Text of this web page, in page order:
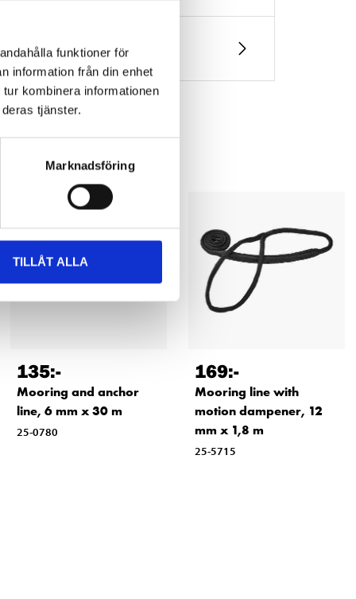
funktioner för
information från din enhet
kombinera informationen
tjänster.
Marknadsföring
TILLÅT ALLA
135:-
Mooring and anchor
line, 6 mm x 30 m
25-0780
169:-
Mooring line with
motion dampener, 12
mm x 1,8 m
25-5715